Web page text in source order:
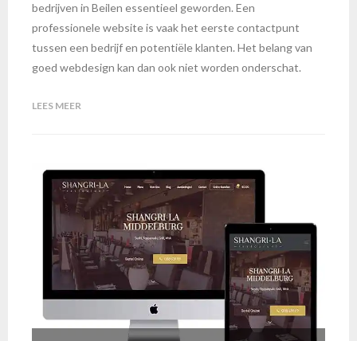
bedrijven in Beilen essentieel geworden. Een
professionele website is vaak het eerste contactpunt
tussen een bedrijf en potentiële klanten. Het belang van
goed webdesign kan dan ook niet worden onderschat.
LEES MEER